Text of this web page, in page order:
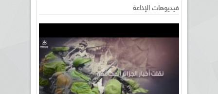
فيديوهات الإذاعة